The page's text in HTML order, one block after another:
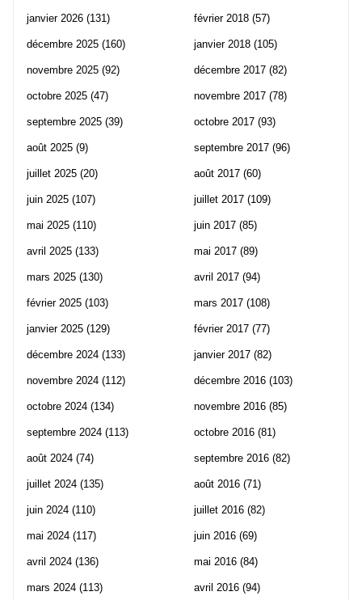
janvier 2026 (131)
décembre 2025 (160)
novembre 2025 (92)
octobre 2025 (47)
septembre 2025 (39)
août 2025 (9)
juillet 2025 (20)
juin 2025 (107)
mai 2025 (110)
avril 2025 (133)
mars 2025 (130)
février 2025 (103)
janvier 2025 (129)
décembre 2024 (133)
novembre 2024 (112)
octobre 2024 (134)
septembre 2024 (113)
août 2024 (74)
juillet 2024 (135)
juin 2024 (110)
mai 2024 (117)
avril 2024 (136)
mars 2024 (113)
février 2018 (57)
janvier 2018 (105)
décembre 2017 (82)
novembre 2017 (78)
octobre 2017 (93)
septembre 2017 (96)
août 2017 (60)
juillet 2017 (109)
juin 2017 (85)
mai 2017 (89)
avril 2017 (94)
mars 2017 (108)
février 2017 (77)
janvier 2017 (82)
décembre 2016 (103)
novembre 2016 (85)
octobre 2016 (81)
septembre 2016 (82)
août 2016 (71)
juillet 2016 (82)
juin 2016 (69)
mai 2016 (84)
avril 2016 (94)